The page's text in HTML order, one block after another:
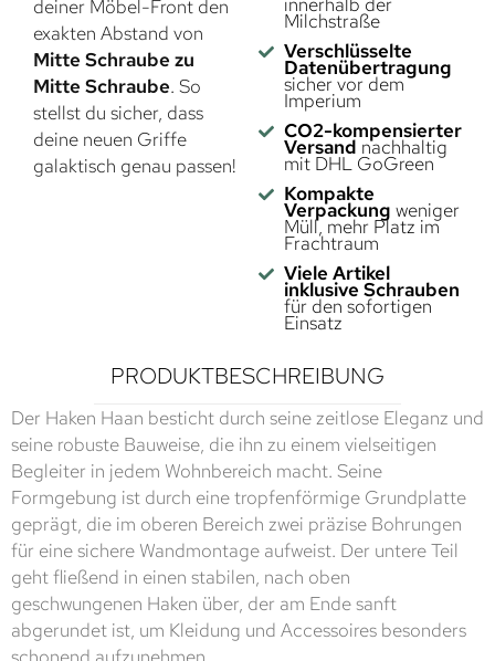
deiner Möbel-Front den
exakten Abstand von
Mitte Schraube zu
Mitte Schraube. So
stellst du sicher, dass
deine neuen Griffe
galaktisch genau passen!
Milchstraße
Verschlüsselte
Datenübertragung
sicher vor dem
Imperium
CO2-kompensierter
Versand nachhaltig
mit DHL GoGreen
Kompakte
Verpackung weniger
Müll, mehr Platz im
Frachtraum
Viele Artikel
inklusive Schrauben
für den sofortigen
Einsatz
PRODUKTBESCHREIBUNG
Der Haken Haan besticht durch seine zeitlose Eleganz und
seine robuste Bauweise, die ihn zu einem vielseitigen
Begleiter in jedem Wohnbereich macht. Seine
Formgebung ist durch eine tropfenförmige Grundplatte
geprägt, die im oberen Bereich zwei präzise Bohrungen
für eine sichere Wandmontage aufweist. Der untere Teil
geht fließend in einen stabilen, nach oben
geschwungenen Haken über, der am Ende sanft
abgerundet ist, um Kleidung und Accessoires besonders